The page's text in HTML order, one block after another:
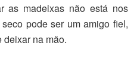
as madeixas não está nos
pode ser um amigo fiel,
deixar na mão.